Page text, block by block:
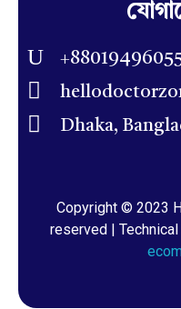
Dhaka,
Copyright © 2023
reserved |